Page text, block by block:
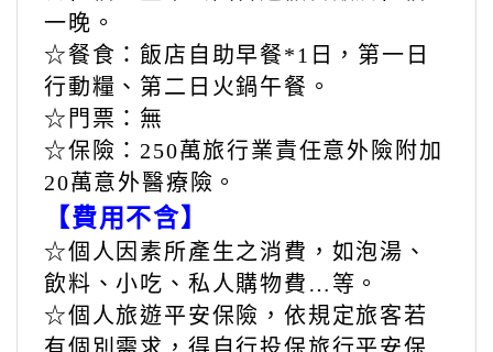
☆不建議5歲以下兒童參加
☆單人房差為NTD1300元。
☆此行程入住三人一室售價，與兩人
一室同價。
☆以上行程須20人(含)才可成行。不
成團最晚將於出發日七日前告知。
【費用包含】
☆車資：大型遊覽車*2日。
☆住宿：臺中公園智選假日飯店住宿
一晚。
☆餐食：飯店自助早餐*1日，第一日